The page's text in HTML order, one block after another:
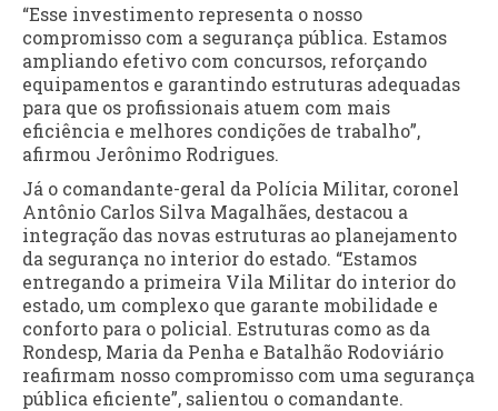
“Esse investimento representa o nosso
compromisso com a segurança pública. Estamos
ampliando efetivo com concursos, reforçando
equipamentos e garantindo estruturas adequadas
para que os profissionais atuem com mais
eficiência e melhores condições de trabalho”,
afirmou Jerônimo Rodrigues.
Já o comandante-geral da Polícia Militar, coronel
Antônio Carlos Silva Magalhães, destacou a
integração das novas estruturas ao planejamento
da segurança no interior do estado. “Estamos
entregando a primeira Vila Militar do interior do
estado, um complexo que garante mobilidade e
conforto para o policial. Estruturas como as da
Rondesp, Maria da Penha e Batalhão Rodoviário
reafirmam nosso compromisso com uma segurança
pública eficiente”, salientou o comandante.